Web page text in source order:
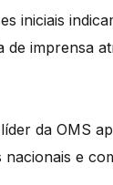
iniciais
de imprensa
da OMS
nacionais e